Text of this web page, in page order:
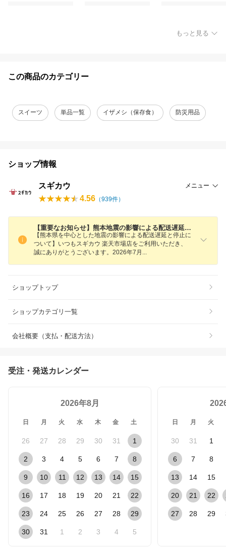
もっと見る
この商品のカテゴリー
スイーツ 単品一覧 イザメシ（保存食） 防災用品
ショップ情報
スギカウ メニュー
4.56 （939件）
【重要なお知らせ】熊本地震の影響による配送遅延と停止について／領収書の発行について
【熊本県を中心とした地震の影響による配送遅延と停止に
ついて】いつもスギカウ 楽天市場店をご利用いただき、
誠にありがとうございます。2026年7 月
ショップトップ
ショップカテゴリ一覧
会社概要（支払・配送方法）
受注・発送カレンダー
2026年8月
日 月 火 水 木 金 土
26 27 28 29 30 31 1
2 3 4 5 6 7 8
9 10 11 12 13 14 15
16 17 18 19 20 21 22
23 24 25 26 27 28 29
30 31 1 2 3 4 5
日 月 火
30 31 1
6 7 8
13 14 15
20 21 22
27 28 29